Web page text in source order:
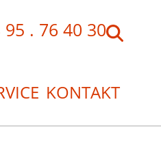
95 . 76 40 30
KONTAKT